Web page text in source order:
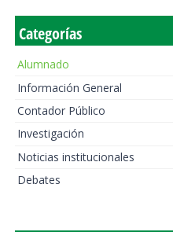
Categorías
Alumnado
Información General
Contador Público
Investigación
Noticias institucionales
Debates